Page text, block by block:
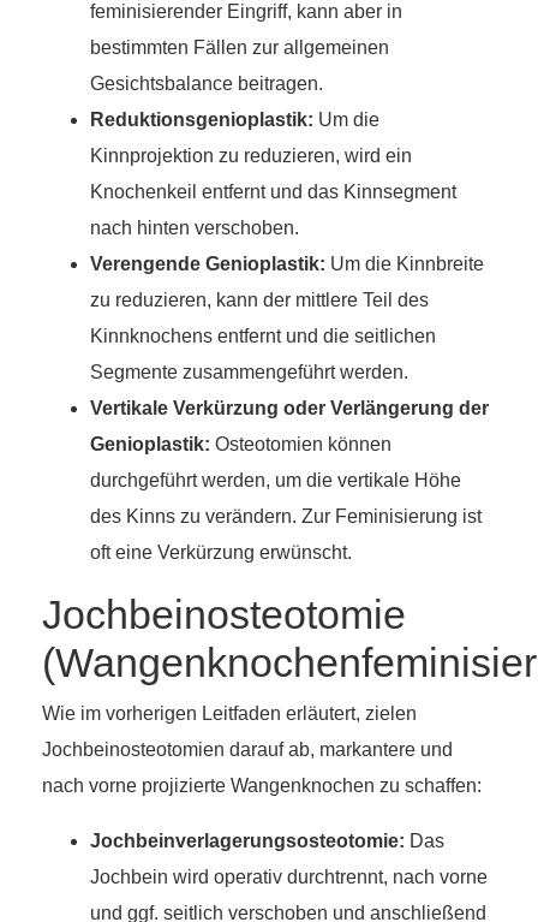
feminisierender Eingriff, kann aber in
bestimmten Fällen zur allgemeinen
Gesichtsbalance beitragen.
Reduktionsgenioplastik: Um die
Kinnprojektion zu reduzieren, wird ein
Knochenkeil entfernt und das Kinnsegment
nach hinten verschoben.
Verengende Genioplastik: Um die Kinnbreite
zu reduzieren, kann der mittlere Teil des
Kinnknochens entfernt und die seitlichen
Segmente zusammengeführt werden.
Vertikale Verkürzung oder Verlängerung der
Genioplastik: Osteotomien können
durchgeführt werden, um die vertikale Höhe
des Kinns zu verändern. Zur Feminisierung ist
oft eine Verkürzung erwünscht.
Jochbeinosteotomie
Wie im vorherigen Leitfaden erläutert, zielen
Jochbeinosteotomien darauf ab, markantere und
nach vorne projizierte Wangenknochen zu schaffen:
Jochbeinverlagerungsosteotomie: Das
Jochbein wird operativ durchtrennt, nach vorne
und ggf. seitlich verschoben und anschließend